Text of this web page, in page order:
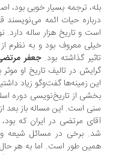
ترجمه بسیار خوبی بود، اصل
حیات ائمه می‌نویسند قابل
و تاریخ هزار ساله دارد.
معروف بود و به نظرم از
گذاشته بود.جعفر مرتضیدر
در تالیف تاریخ او موثر بود.
زمینه‌ها گفت‌وگو زیاد داشتیم و
از تاریخ‌نویسی دوره اسلامی
است. این مساله باز بعد از
مرتضی در ایران که بود،
برخی در مسائل شیعه و سنی
طور است. اما به هر حال،